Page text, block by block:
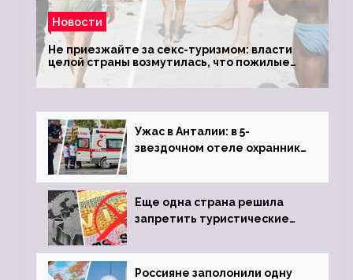
Новости
Не приезжайте за секс-туризмом: власти
целой страны возмутилась, что пожилые
туристки массово едут к ним, чтобы
обзавестись молодыми любовниками
Ужас в Анталии: в 5-
звездочном отеле охранник
пистолета
Еще одна страна решила
запретить туристические
Россияне заполонили одну